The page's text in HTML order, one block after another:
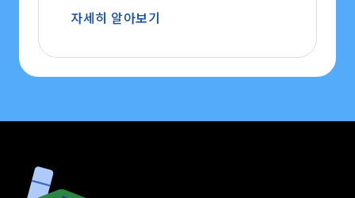
자세히 알아보기